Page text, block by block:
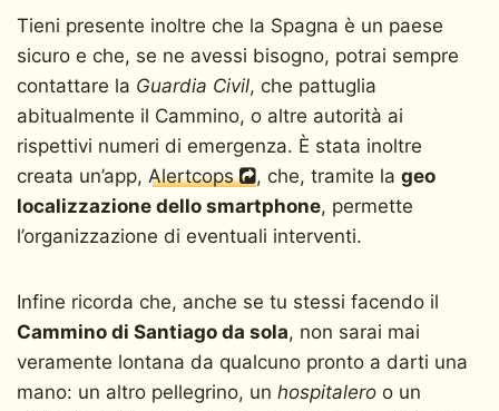
Tieni presente inoltre che la Spagna è un paese
sicuro e che, se ne avessi bisogno, potrai sempre
contattare la Guardia Civil, che pattuglia
abitualmente il Cammino, o altre autorità ai
rispettivi numeri di emergenza. È stata inoltre
creata un’app, Alertcops , che, tramite la geo
localizzazione dello smartphone, permette
l’organizzazione di eventuali interventi.
Infine ricorda che, anche se tu stessi facendo il
Cammino di Santiago da sola, non sarai mai
veramente lontana da qualcuno pronto a darti una
mano: un altro pellegrino, un hospitalero o un